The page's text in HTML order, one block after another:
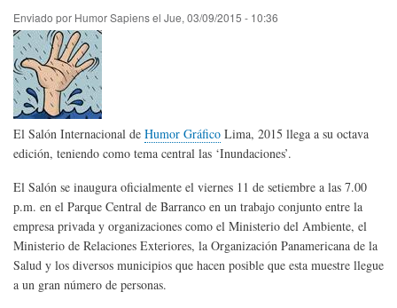
Enviado por Humor Sapiensel Jue, 03/09/2015 - 10:36
El Salón Internacional de Humor Gráfico Lima, 2015 llega a su octava
edición, teniendo como tema central las ‘Inundaciones’.
El Salón se inaugura oficialmente el viernes 11 de setiembre a las 7.00
p.m. en el Parque Central de Barranco en un trabajo conjunto entre la
empresa privada y organizaciones como el Ministerio del Ambiente, el
Ministerio de Relaciones Exteriores, la Organización Panamericana de la
Salud y los diversos municipios que hacen posible que esta muestre llegue
a un gran número de personas.